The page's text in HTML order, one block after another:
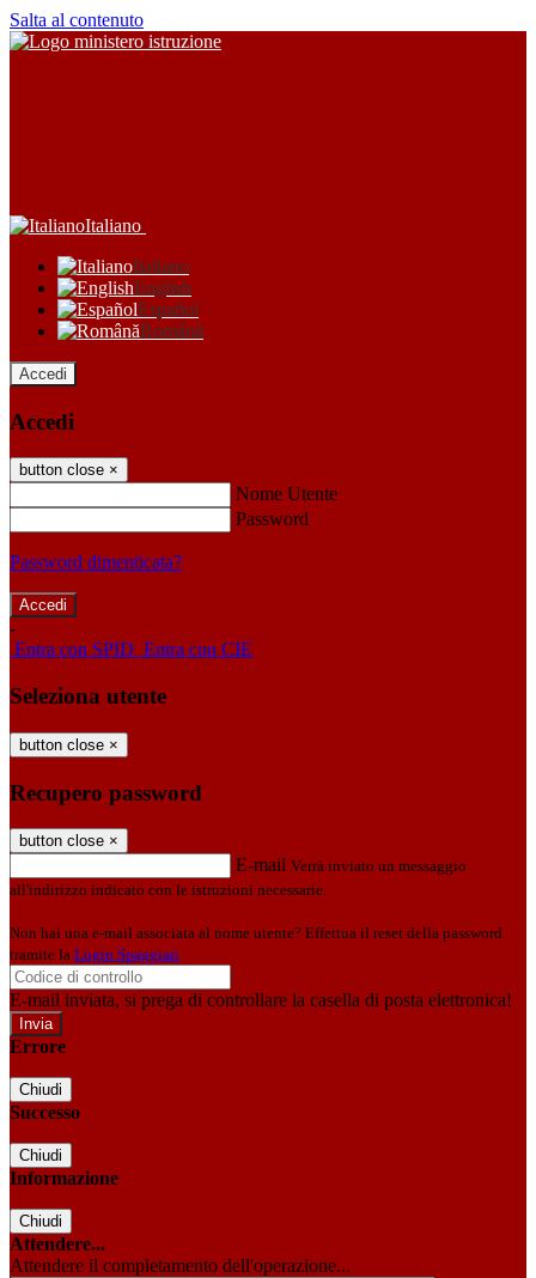
Salta al contenuto
Italiano
Italiano
English
Español
Română
Accedi
Accedi
button close ×
Nome Utente
Password
Password dimenticata?
-
Entra con SPID Entra con CIE
Seleziona utente
button close ×
Recupero password
button close ×
E-mail Verrà inviato un messaggio
all'indirizzo indicato con le istruzioni necessarie.
Non hai una e-mail associata al nome utente? Effettua il reset della password
tramite la Login Spaggiari
E-mail inviata, si prega di controllare la casella di posta elettronica!
Errore
Chiudi
Successo
Chiudi
Informazione
Chiudi
Attendere...
Attendere il completamento dell'operazione...